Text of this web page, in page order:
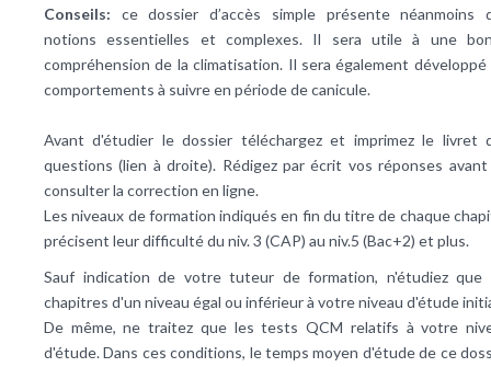
Conseils: ce dossier d’accès simple présente néanmoins
notions essentielles et complexes. Il sera utile à une
compréhension de la climatisation. Il sera également développé
comportements à suivre en période de canicule.
Avant d'étudier le dossier téléchargez et imprimez le livret
questions (lien à droite). Rédigez par écrit vos réponses
consulter la correction en ligne.
Les niveaux de formation indiqués en fin du titre de chaque
précisent leur difficulté du niv. 3 (CAP) au niv.5 (Bac+2) et plus.
Sauf indication de votre tuteur de formation, n'étudiez que
chapitres d'un niveau égal ou inférieur à votre niveau d'étude
De même, ne traitez que les tests QCM relatifs à votre
d'étude. Dans ces conditions, le temps moyen d'étude de ce